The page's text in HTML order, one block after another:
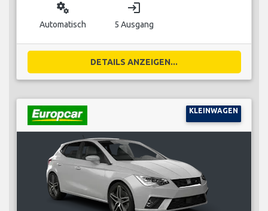
miscellaneous_services
Automatisch
login
5 Ausgang
DETAILS ANZEIGEN...
KLEINWAGEN